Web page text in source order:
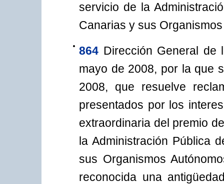
servicio de la
Canarias y sus
864 Dirección General de
mayo de 2008, por la que
2008, que resuelve
presentados por los
extraordinaria del premio
la Administración Pública
sus Organismos
reconocida una